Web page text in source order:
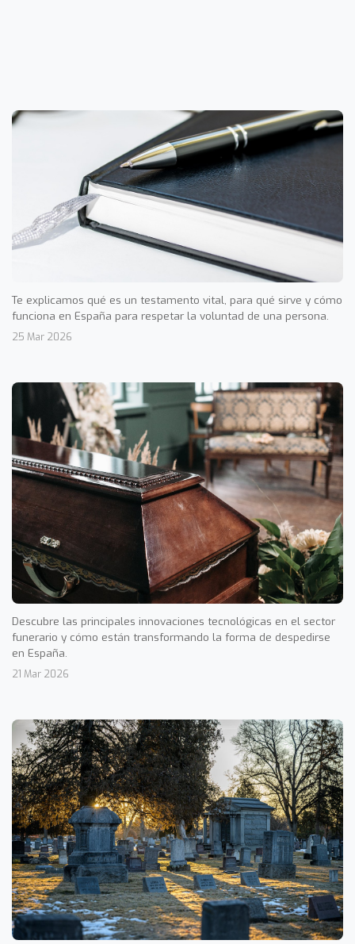
Te explicamos qué es un testamento vital, para qué sirve y cómo
funciona en España para respetar la voluntad de una persona.
25 Mar 2026
Descubre las principales innovaciones tecnológicas en el sector
funerario y cómo están transformando la forma de despedirse
en España.
21 Mar 2026